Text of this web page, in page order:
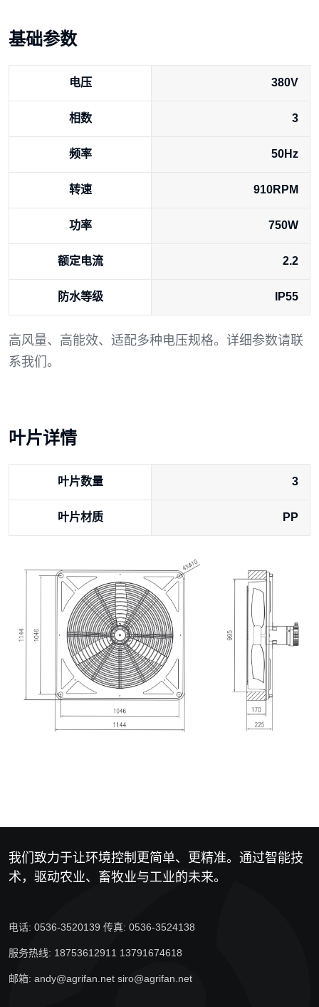
基础参数
电压 380V
相数 3
频率 50Hz
转速 910RPM
功率 750W
额定电流 2.2
防水等级 IP55
高风量、高能效、适配多种电压规格。详细参数请联
系我们。
叶片详情
叶片数量 3
叶片材质 PP
我们致力于让环境控制更简单、更精准。通过智能技
术，驱动农业、畜牧业与工业的未来。
电话: 0536-3520139 传真: 0536-3524138
服务热线: 18753612911 13791674618
邮箱: andy@agrifan.net siro@agrifan.net